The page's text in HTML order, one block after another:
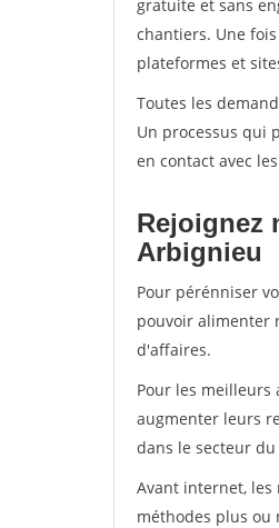
gratuite et sans
chantiers. Une
plateformes et
Toutes les
Un processus qui
en contact avec
Rejoignez
Arbignieu
Pour pérénniser
pouvoir alimenter
d'affaires.
Pour les
augmenter leurs
dans le secteur
Avant internet, les
méthodes plus ou